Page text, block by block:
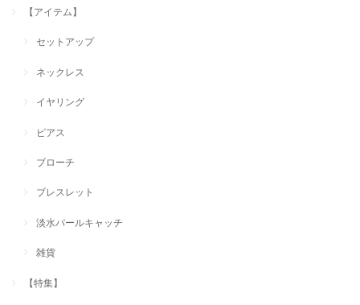
【アイテム】
セットアップ
ネックレス
イヤリング
ピアス
ブローチ
ブレスレット
淡水パールキャッチ
雑貨
【特集】